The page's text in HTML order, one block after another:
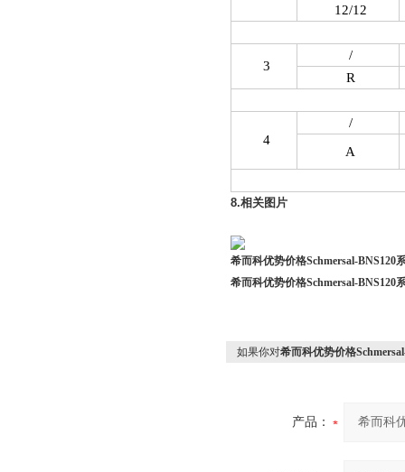
12/12
3
/
R
4
/
A
8.相关图片
希而科优势价格Schmersal-BNS120
希而科优势价格Schmersal-BNS120
如果你对希而科优势价格
产品：